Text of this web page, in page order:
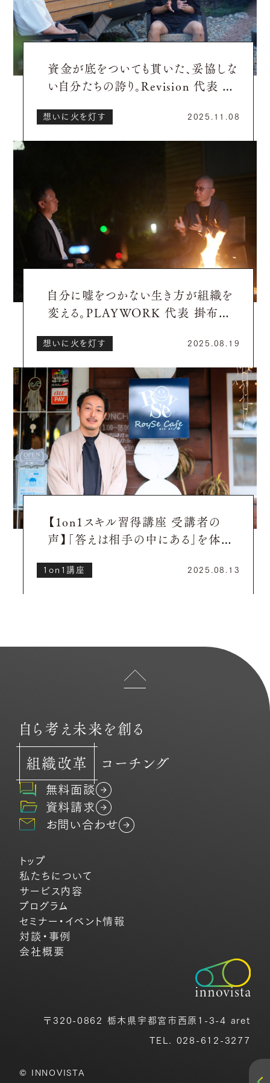
資金が底をついても貫いた、妥協しな
い自分たちの誇り。Revision 代表 山
を動かす社長たち】
想いに火を灯す 2025.11.08
自分に嘘をつかない生き方が組織を
変える。PLAYWORK 代表 掛布篤
す社長たち】
想いに火を灯す 2025.08.19
【1on1スキル習得講座 受講者の
声】「答えは相手の中にある」を体験
1on1講座 2025.08.13
自ら考え未来を創る
組織改革
コーチング
無料面談
資料請求
お問い合わせ
〒320-0862 栃木県宇都宮市西原1-3-4 aret
TEL. 028-612-3277
© INNOVISTA
トップ
私たちについて
サービス内容
プログラム
セミナー・イベント情報
対談・事例
会社概要